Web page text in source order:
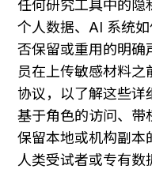
任何研究工具中的隐
个人数据、AI 系统
否保留或重用的明确
员在上传敏感材料
协议，以了解这些详
基于角色的访问、带
保留本地或机构副本
人类受试者或专有